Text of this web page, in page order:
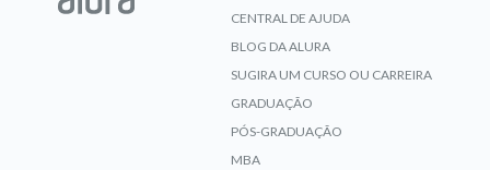
CENTRAL DE AJUDA
BLOG DA ALURA
SUGIRA UM CURSO OU CARREIRA
GRADUAÇÃO
PÓS-GRADUAÇÃO
MBA